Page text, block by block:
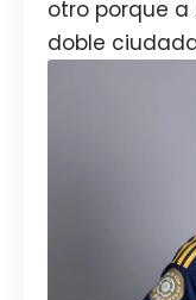
otro porque a
doble